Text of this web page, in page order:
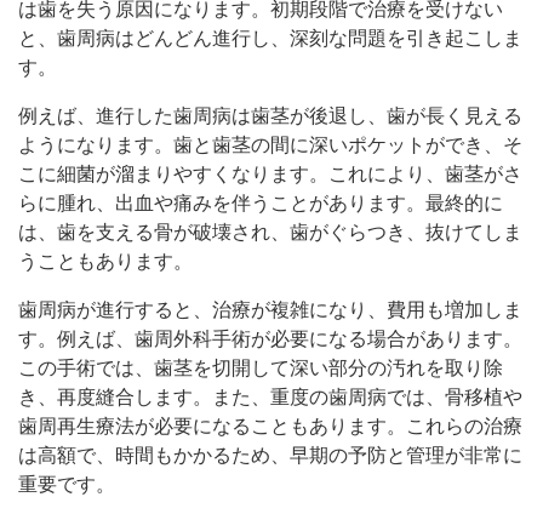
は歯を失う原因になります。初期段階で治療を受けない
と、歯周病はどんどん進行し、深刻な問題を引き起こしま
す。
例えば、進行した歯周病は歯茎が後退し、歯が長く見える
ようになります。歯と歯茎の間に深いポケットができ、そ
こに細菌が溜まりやすくなります。これにより、歯茎がさ
らに腫れ、出血や痛みを伴うことがあります。最終的に
は、歯を支える骨が破壊され、歯がぐらつき、抜けてしま
うこともあります。
歯周病が進行すると、治療が複雑になり、費用も増加しま
す。例えば、歯周外科手術が必要になる場合があります。
この手術では、歯茎を切開して深い部分の汚れを取り除
き、再度縫合します。また、重度の歯周病では、骨移植や
歯周再生療法が必要になることもあります。これらの治療
は高額で、時間もかかるため、早期の予防と管理が非常に
重要です。